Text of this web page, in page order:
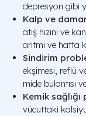
depresyon gibi
Kalp ve
atış hızını ve
aritmi ve hatta
Sindirim
ekşimesi, reflü
mide bulantısı
Kemik
vücuttaki